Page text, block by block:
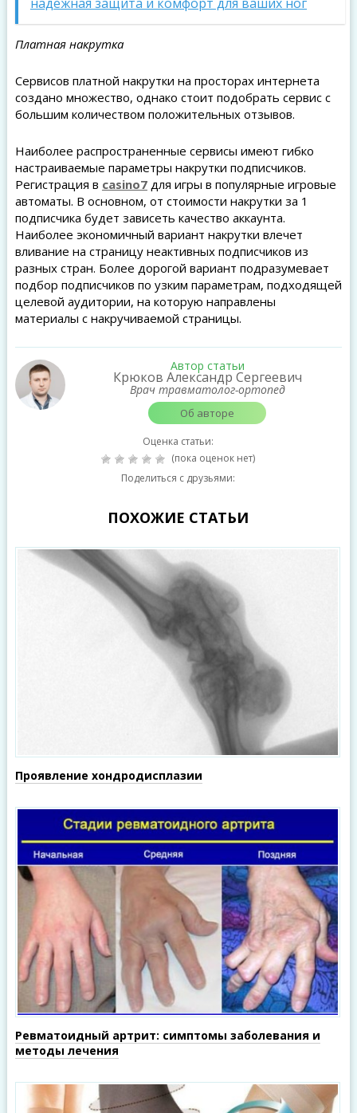
надежная защита и комфорт для ваших ног
Платная накрутка
Сервисов платной накрутки на просторах интернета
создано множество, однако стоит подобрать сервис с
большим количеством положительных отзывов.
Наиболее распространенные сервисы имеют гибко
настраиваемые параметры накрутки подписчиков.
Регистрация в casino7для игры в популярные игровые
автоматы. В основном, от стоимости накрутки за 1
подписчика будет зависеть качество аккаунта.
Наиболее экономичный вариант накрутки влечет
вливание на страницу неактивных подписчиков из
разных стран. Более дорогой вариант подразумевает
подбор подписчиков по узким параметрам, подходящей
целевой аудитории, на которую направлены
материалы с накручиваемой страницы.
Автор статьи
Крюков Александр Сергеевич
Врач травматолог-ортопед
Об авторе
Оценка статьи:
(пока оценок нет)
Поделиться с друзьями:
ПОХОЖИЕ СТАТЬИ
Проявление хондродисплазии
Ревматоидный артрит: симптомы заболевания и
методы лечения